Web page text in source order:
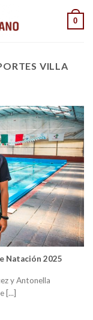
0
VILLA
Natación 2025
y Antonella
[...]